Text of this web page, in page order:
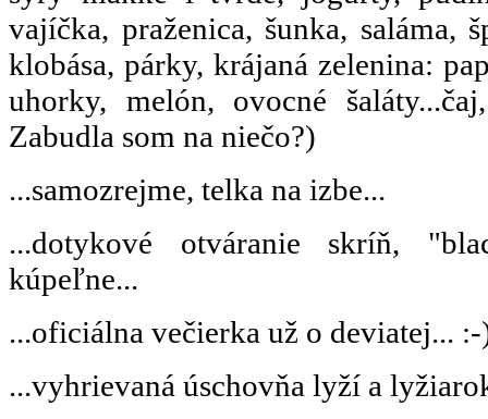
vajíčka, praženica, šunka, saláma,
klobása, párky, krájaná zelenina:
uhorky, melón, ovocné
Zabudla som na niečo?)
...samozrejme, telka na izbe...
...dotykové otváranie skríň,
kúpeľne...
...oficiálna večierka už o deviatej...
...vyhrievaná úschovňa lyží a